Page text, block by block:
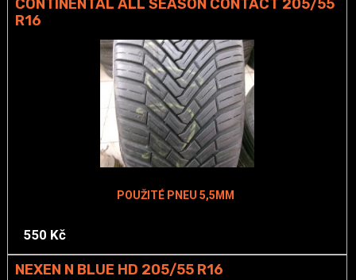
CONTINENTAL ALL SEASON CONTACT 205/55
R16
POUŽITÉ PNEU 5,5MM
550 Kč
NEXEN N BLUE HD 205/55 R16